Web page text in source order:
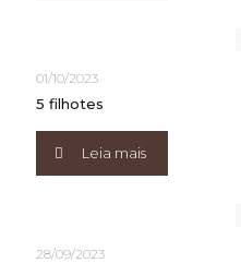
01/10/2023
5 filhotes
Leia mais
28/09/2023